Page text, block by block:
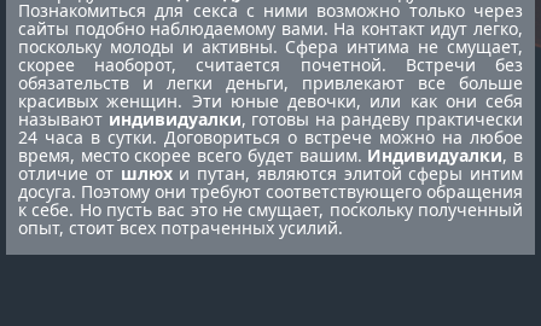
Познакомиться для секса с ними возможно только через
сайты подобно наблюдаемому вами. На контакт идут легко,
поскольку молоды и активны. Сфера интима не смущает,
скорее наоборот, считается почетной. Встречи без
обязательств и легки деньги, привлекают все больше
красивых женщин. Эти юные девочки, или как они себя
называют индивидуалки, готовы на рандеву практически
24 часа в сутки. Договориться о встрече можно на любое
время, место скорее всего будет вашим. Индивидуалки, в
отличие от шлюхи путан, являются элитой сферы интим
досуга. Поэтому они требуют соответствующего обращения
к себе. Но пусть вас это не смущает, поскольку полученный
опыт, стоит всех потраченных усилий.